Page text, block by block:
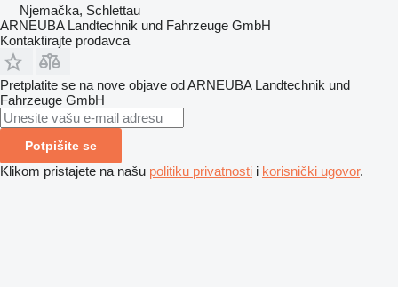
Njemačka, Schlettau
ARNEUBA Landtechnik und Fahrzeuge GmbH
Kontaktirajte prodavca
Pretplatite se na nove objave od ARNEUBA Landtechnik und
Fahrzeuge GmbH
Potpišite se
Klikom pristajete na našu politiku privatnosti i korisnički ugovor.